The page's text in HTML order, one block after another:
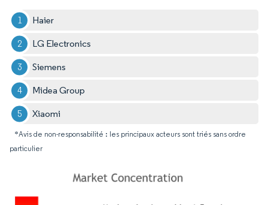
Haier
LG Electronics
Siemens
Midea Group
Xiaomi
*Avis de non-responsabilité : les principaux acteurs sont triés sans ordre
particulier